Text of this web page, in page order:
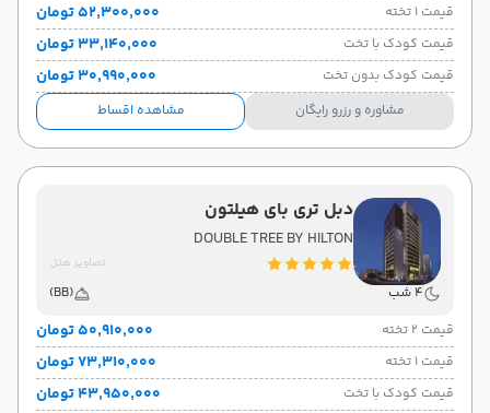
قیمت 1 تخته ۵۲٬۳۰۰٬۰۰۰ تومان
قیمت کودک با تخت ۳۳٬۱۴۰٬۰۰۰ تومان
قیمت کودک بدون تخت ۳۰٬۹۹۰٬۰۰۰ تومان
مشاوره و رزرو رایگان مشاهده اقساط
دبل تری بای هیلتون
DOUBLE TREE BY HILTON
تصاویر هتل
4 شب
(BB)
قیمت 2 تخته
۵۰٬۹۱۰٬۰۰۰ تومان
قیمت 1 تخته ۷۳٬۳۱۰٬۰۰۰ تومان
قیمت کودک با تخت ۴۳٬۹۵۰٬۰۰۰ تومان